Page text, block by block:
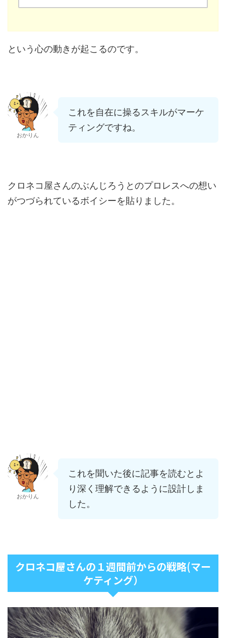
という心の動きが起こるのです。
おかりん
これを自在に操るスキルがマーケ
ティングですね。
クロネコ屋さんのぶんじろうとのプロレスへの想い
がつづられているボイシーを貼りました。
おかりん
これを聞いた後に記事を読むとよ
り深く理解できるように設計しま
した。
クロネコ屋さんの１週間前からの戦略(マー
ケティング）